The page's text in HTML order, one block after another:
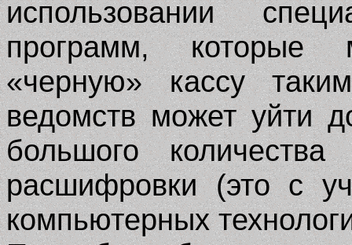
использовании
программ, которые
«черную» кассу
ведомств может уйти
большого
расшифровки (это с
компьютерных